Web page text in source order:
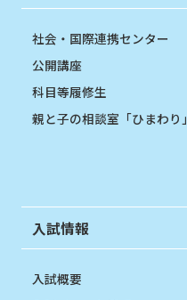
社会・国際連携センター
公開講座
科目等履修生
親と子の相談室「ひまわり」
入試情報
入試概要